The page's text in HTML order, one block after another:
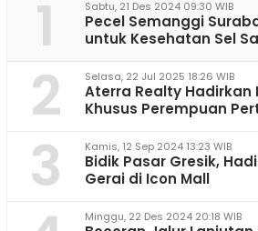
1 Sabtu, 21 Des 2024 09:30 WIB
Pecel Semanggi
untuk Kesehatan Sel
2 Selasa, 22 Jul 2025 18:26 WIB
Aterra Realty Hadirkan
Khusus Perempuan
3 Kamis, 12 Sep 2024 13:23 WIB
Bidik Pasar Gresik,
Gerai di Icon Mall
Minggu, 22 Des 2024 20:18 WIB